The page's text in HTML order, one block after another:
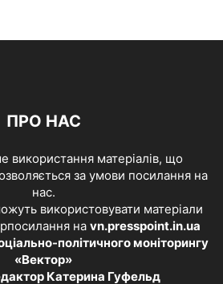
ПРО НАС
використання матеріалів, що
за умови посилання на
нас.
використовувати матеріали
на vn.presspoint.in.ua
політичного моніторингу
«Вектор»
Катерина Гуфельд